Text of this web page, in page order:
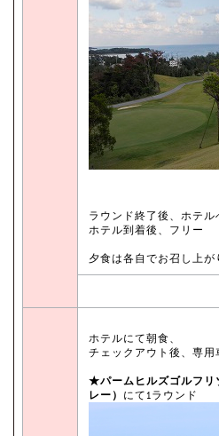
ラウンド終了後、ホテル
ホテル到着後、フリー
夕食は各自でお召し上が
ホテルにて朝食、
チェックアウト後、専用
★パームヒルズゴルフリ
レー） にて1ラウンド